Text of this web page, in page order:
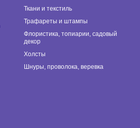
Ткани и текстиль
Трафареты и штампы
Флористика, топиарии, садовый
декор
Холсты
Шнуры, проволока, веревка